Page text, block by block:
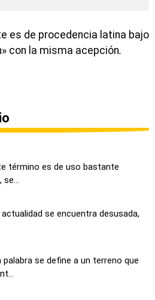
es de procedencia latina bajo
con la misma acepción.
término es de uso bastante
se...
se encuentra desusada,
se define a un terreno que